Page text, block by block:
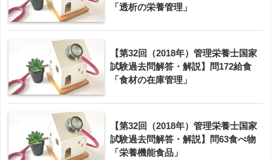
「透析の栄養管理」
【第32回（2018年）管理栄養士国家
試験過去問解答・解説】問172給食
「食材の在庫管理」
【第32回（2018年）管理栄養士国家
試験過去問解答・解説】問63食べ物
「栄養機能食品」